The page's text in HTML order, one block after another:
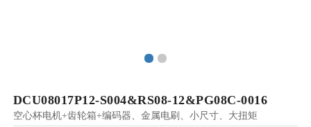
DCU08017P12-S004&RS08-12&PG08C-0016
空心杯电机+齿轮箱+编码器、金属电刷、小尺寸、大扭矩